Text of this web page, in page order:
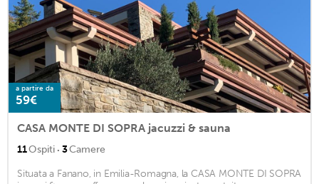
a partire da
59€
CASA MONTE DI SOPRA jacuzzi & sauna
11Ospiti · 3Camere
Situata a Fanano, in Emilia-Romagna, la CASA MONTE DI SOPRA